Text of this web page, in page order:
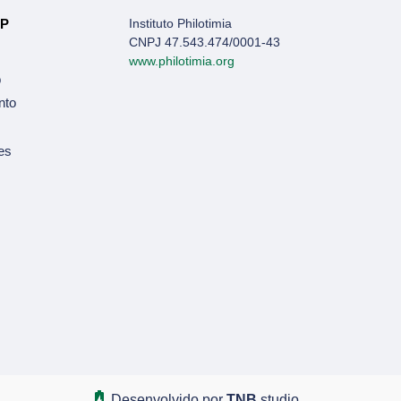
Instituto Philotimia
CNPJ 47.543.474/0001-43
www.philotimia.org